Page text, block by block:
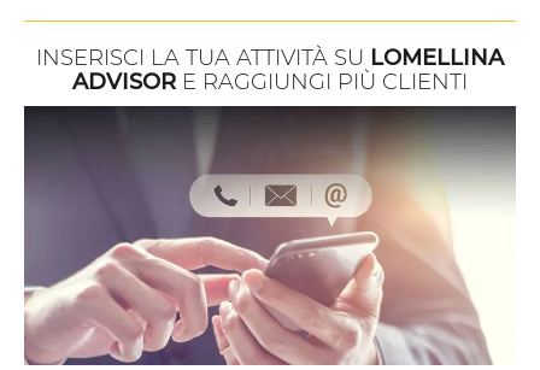
INSERISCI LA TUA ATTIVITÀ SU LOMELLINA
ADVISOR E RAGGIUNGI PIÙ CLIENTI